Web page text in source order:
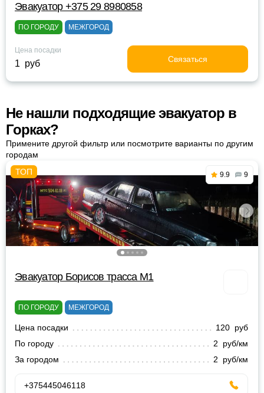
Эвакуатор +375 29 8980858
ПО ГОРОДУ МЕЖГОРОД
Цена посадки
1 руб Связаться
Не нашли подходящие эвакуатор в
Горках?
Примените другой фильтр или посмотрите варианты по другим
городам
9.9 9
Эвакуатор Борисов трасса М1
ПО ГОРОДУ МЕЖГОРОД
Цена посадки
120 руб
По городу
2 руб/км
За городом
2 руб/км
+375445046118